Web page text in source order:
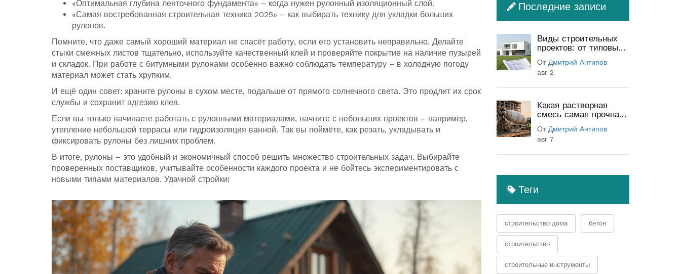
«Оптимальная глубина ленточного фундамента» – когда нужен рулонный изоляционный слой.
«Самая востребованная строительная техника 2025» – как выбирать технику для укладки больших
рулонов.
Помните, что даже самый хороший материал не спасёт работу, если его установить неправильно. Делайте
стыки смежных листов тщательно, используйте качественный клей и проверяйте покрытие на наличие пузырей
и складок. При работе с битумными рулонами особенно важно соблюдать температуру – в холодную погоду
материал может стать хрупким.
И ещё один совет: храните рулоны в сухом месте, подальше от прямого солнечного света. Это продлит их срок
службы и сохранит адгезию клея.
Если вы только начинаете работать с рулонными материалами, начните с небольших проектов – например,
утепление небольшой террасы или гидроизоляция ванной. Так вы поймёте, как резать, укладывать и
фиксировать рулоны без лишних проблем.
В итоге, рулоны – это удобный и экономичный способ решить множество строительных задач. Выбирайте
проверенных поставщиков, учитывайте особенности каждого проекта и не бойтесь экспериментировать с
новыми типами материалов. Удачной стройки!
Последние записи
Виды строительных
проектов: от типовых
(полный гид)
От Дмитрий Антипов
авг 2
Какая растворная
смесь самая прочная:
секреты прочности
От Дмитрий Антипов
авг 7
Теги
строительство дома бетон
строительство
строительные инструменты